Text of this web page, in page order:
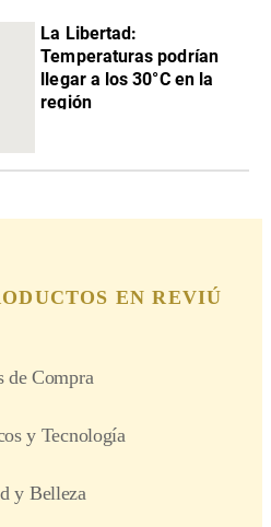
La Libertad:
Temperaturas podrían
llegar a los 30°C en la
región